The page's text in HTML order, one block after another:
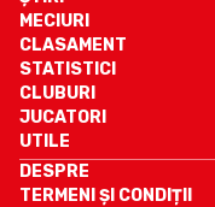
MECIURI
CLASAMENT
STATISTICI
CLUBURI
JUCATORI
UTILE
DESPRE
TERMENI ȘI CONDIȚII